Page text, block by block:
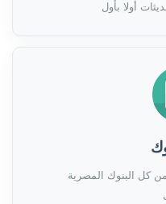
أولا بأول
كل البنوك المصرية